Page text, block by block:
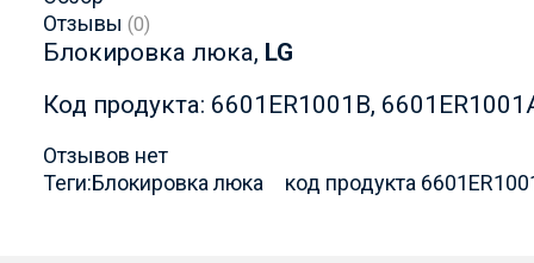
Отзывы (0)
Блокировка люка, LG
Код продукта: 6601ER1001B,
Отзывов нет
Теги:Блокировка люка код продукта